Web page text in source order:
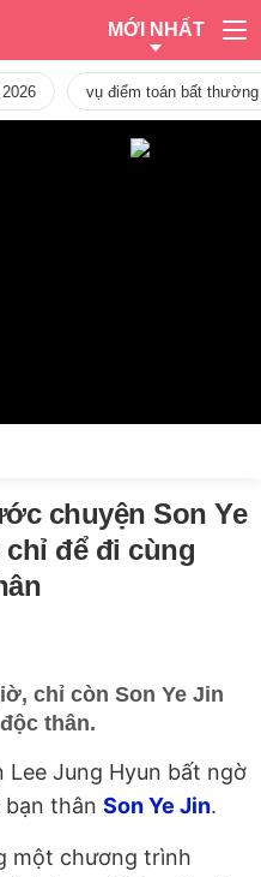
MỚI NHẤT
vụ điểm toán bất
chuyện Son Ye
để đi cùng
chỉ còn Son Ye Jin
thân.
Lee Jung Hyun bất ngờ
thân Son Ye Jin.
một chương trình